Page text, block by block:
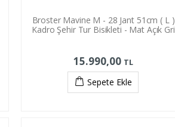
Broster Mavine M - 28 Jant 51cm ( L )
Kadro Şehir Tur Bisikleti - Mat Açık Gri
15.990,00 TL
Sepete Ekle